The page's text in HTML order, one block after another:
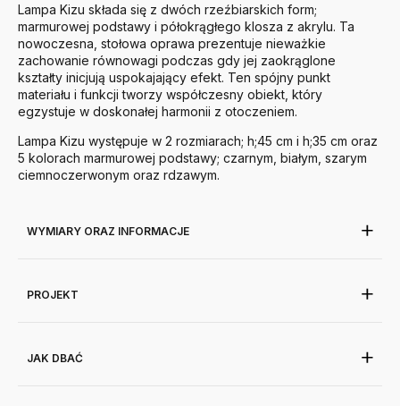
Lampa Kizu składa się z dwóch rzeźbiarskich form;
marmurowej podstawy i półokrągłego klosza z akrylu. Ta
nowoczesna, stołowa oprawa prezentuje nieważkie
zachowanie równowagi podczas gdy jej zaokrąglone
kształty inicjują uspokajający efekt. Ten spójny punkt
materiału i funkcji tworzy współczesny obiekt, który
egzystuje w doskonałej harmonii z otoczeniem.
Lampa Kizu występuje w 2 rozmiarach; h;45 cm i h;35 cm oraz
5 kolorach marmurowej podstawy; czarnym, białym, szarym
ciemnoczerwonym oraz rdzawym.
WYMIARY ORAZ INFORMACJE
PROJEKT
JAK DBAĆ